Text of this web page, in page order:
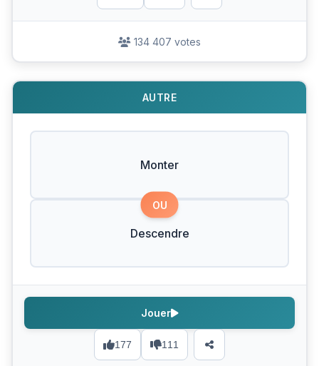
134 407 votes
AUTRE
Monter
OU
Descendre
177 111
Jouer